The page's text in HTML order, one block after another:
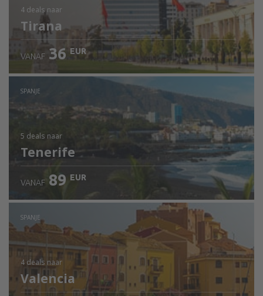
4 deals naar
Tirana
VANAF 36 EUR
SPANJE
5 deals naar
Tenerife
VANAF 89 EUR
SPANJE
4 deals naar
Valencia